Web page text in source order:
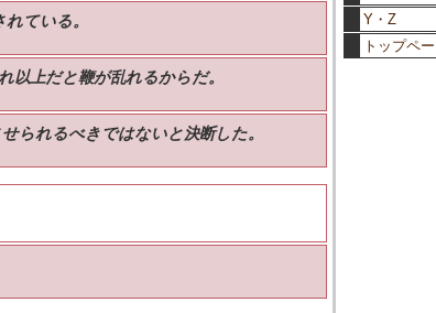
ている。
以上だと鞭が乱れるからだ。
られるべきではないと決断した。
Y・Z
トップペ